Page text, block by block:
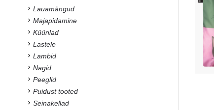
Lauamängud
Majapidamine
Küünlad
Lastele
Lambid
Nagid
Peeglid
Puidust tooted
Seinakellad